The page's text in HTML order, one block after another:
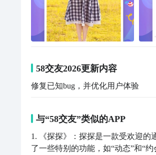
58交友2026更新内容
修复已知bug，并优化用户体验
与“58交友”类似的APP
1. 《探探》：探探是一款受欢迎的
了一些特别的功能，如“动态”和“